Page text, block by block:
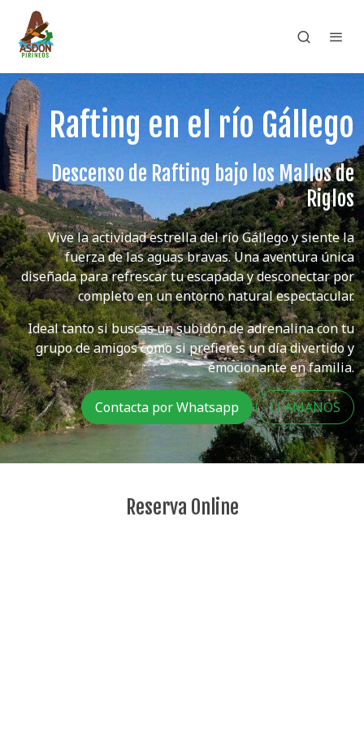
Rafting en el río Gállego
Descenso de Rafting bajo los Mallos de
Riglos
Vive la actividad estrella del río Gállego y siente la
fuerza de las aguas bravas. Una aventura única
diseñada para refrescar tu escapada y desconectar por
completo en un entorno natural espectacular.
Ideal tanto si buscas un subidón de adrenalina con tu
grupo de amigos como si prefieres un día divertido y
emocionante en familia.
Contacta por Whatsapp LLAMANOS
Reserva Online